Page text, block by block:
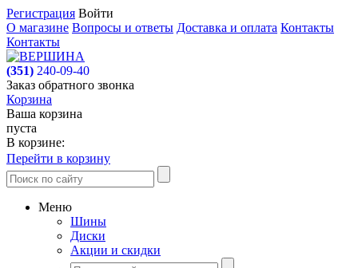
Регистрация Войти
О магазине Вопросы и ответы Доставка и оплата Контакты
Контакты
(351) 240-09-40
Заказ обратного звонка
Корзина
Ваша корзина
пуста
В корзине:
Перейти в корзину
Меню
Шины
Диски
Акции и скидки